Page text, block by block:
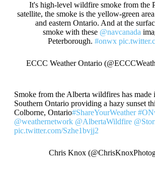
It's high-level wildfire smoke from the
satellite, the smoke is the yellow-green
and eastern Ontario. And at the
smoke with these @navcanada
Peterborough.#onwx
Smoke from the Alberta wildfires has made
Southern Ontario providing a hazy sunset
Colborne, Ontario#ShareYourWeather
@weathernetwork @AlbertaWildfire
pic.twitter.com/Szhe1bvjj2